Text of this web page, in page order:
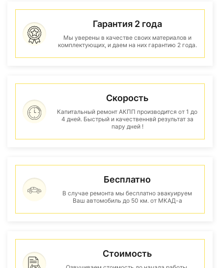
Гарантия 2 года
Мы уверены в качестве своих материалов и
комплектующих, и даем на них гарантию 2 года.
Скорость
Капитальный ремонт АКПП производится от 1 до
4 дней. Быстрый и качественнвй результат за
пару дней !
Бесплатно
В случае ремонта мы бесплатно эвакуируем
Ваш автомобиль до 50 км. от МКАД-а
Стоимость